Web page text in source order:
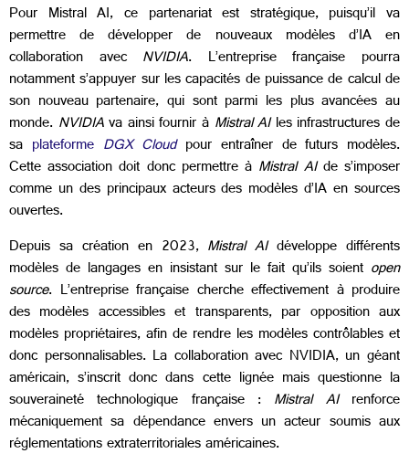
Pour Mistral AI, ce partenariat est stratégique, puisqu’il va
permettre de développer de nouveaux modèles d’IA en
collaboration avec NVIDIA. L’entreprise française pourra
notamment s’appuyer sur les capacités de puissance de calcul de
son nouveau partenaire, qui sont parmi les plus avancées au
monde. NVIDIAva ainsi fournir à Mistral AIles infrastructures de
sa plateforme DGX Cloudpour entraîner de futurs modèles.
Cette association doit donc permettre à Mistral AIde s’imposer
comme un des principaux acteurs des modèles d’IA en sources
ouvertes.
Depuis sa création en 2023, Mistral AIdéveloppe différents
modèles de langages en insistant sur le fait qu’ils soient open
source. L’entreprise française cherche effectivement à produire
des modèles accessibles et transparents, par opposition aux
modèles propriétaires, afin de rendre les modèles contrôlables et
donc personnalisables. La collaboration avec NVIDIA, un géant
américain, s’inscrit donc dans cette lignée mais questionne la
souveraineté technologique française : Mistral AIrenforce
mécaniquement sa dépendance envers un acteur soumis aux
réglementations extraterritoriales américaines.